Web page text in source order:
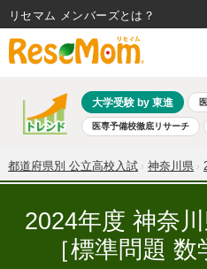
大学受験 by 東進
医専予備校徹底リサーチ
共通テスト 夏休み 8月開催学校
自由研究教材（小学生向け） 自由研究
ランキング
都道府県別 公立高校入試 神奈川県
2024年度 神奈
［標準問題
リセマム メンバーズ